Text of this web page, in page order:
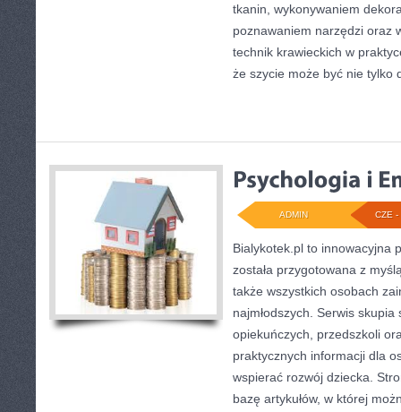
tkanin, wykonywaniem
poznawaniem narzędzi oraz
technik krawieckich w
że szycie może być nie tylko
CZE -
ADMIN
Bialykotek.pl to innowacyjna
została przygotowana z
także wszystkich osobach
najmłodszych. Serwis
opiekuńczych, przedszkoli
praktycznych informacji dla
wspierać rozwój dziecka.
bazę artykułów, w której